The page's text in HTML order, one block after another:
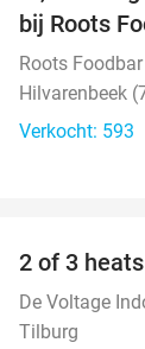
bij Roots
Roots Foodbar
Hilvarenbeek
Verkocht: 593
2 of 3
De Voltage
Tilburg